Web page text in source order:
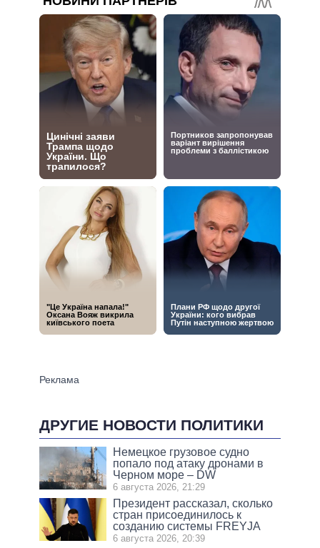
ДРУГИЕ НОВОСТИ ПОЛИТИКИ
Немецкое грузовое судно
попало под атаку дронами в
Черном море – DW
6 августа 2026, 21:29
Президент рассказал, сколько
стран присоединилось к
созданию системы FREYJA
6 августа 2026, 20:39